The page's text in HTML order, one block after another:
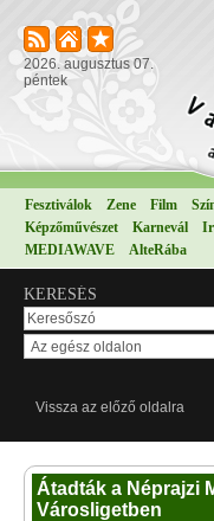
2026. augusztus 07.
péntek
Fesztiválok Zene Film
Képzőművészet
Karnevál
MEDIAWAVE
AlteRába
KERESÉS
Vissza az előző oldalra
Átadták a Néprajzi
Városligetben